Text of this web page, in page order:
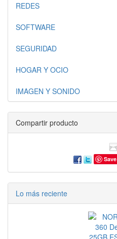
REDES
SOFTWARE
SEGURIDAD
HOGAR Y OCIO
IMAGEN Y SONIDO
Compartir producto
Save
Lo más reciente